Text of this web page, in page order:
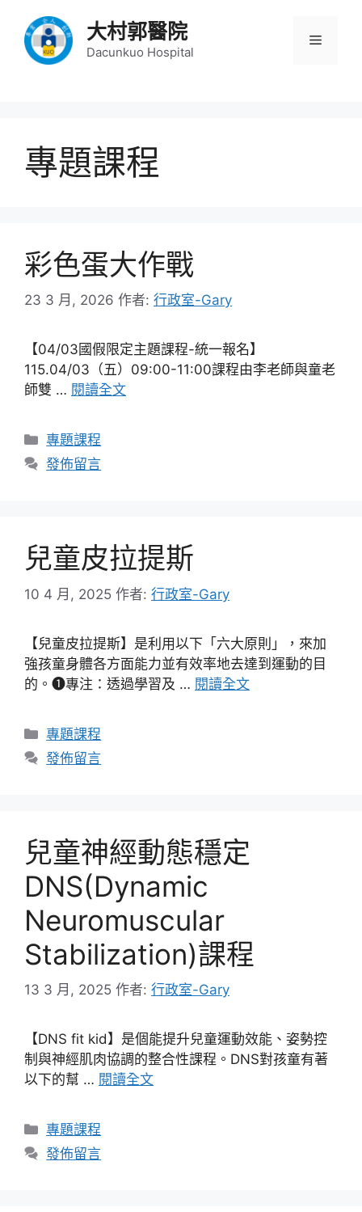
大村郭醫院
Dacunkuo Hospital
選
專題課程
彩色蛋大作戰
23 3 月, 2026 作者: 行政室-Gary
【04/03國假限定主題課程-統一報名】
115.04/03（五）09:00-11:00課程由李老師與童老
師雙 … 閱讀全文
分
類
專題課程
發佈留言
兒童皮拉提斯
10 4 月, 2025 作者: 行政室-Gary
【兒童皮拉提斯】是利用以下「六大原則」，來加
強孩童身體各方面能力並有效率地去達到運動的目
的。❶專注：透過學習及 … 閱讀全文
分
類
專題課程
發佈留言
兒童神經動態穩定
DNS(Dynamic
Neuromuscular
Stabilization)課程
13 3 月, 2025 作者: 行政室-Gary
【DNS fit kid】是個能提升兒童運動效能、姿勢控
制與神經肌肉協調的整合性課程。DNS對孩童有著
以下的幫 … 閱讀全文
分
類
專題課程
發佈留言